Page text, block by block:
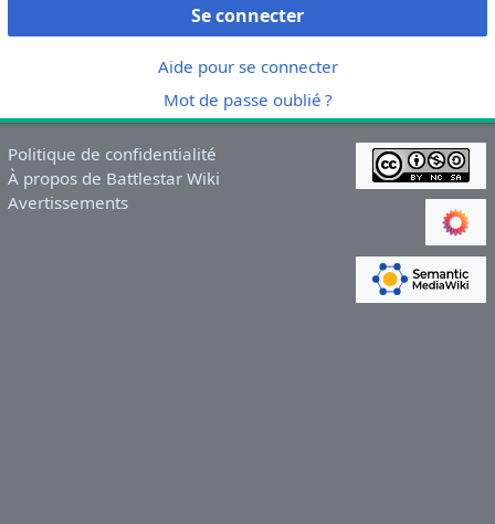
Se connecter
Aide pour se connecter
Mot de passe oublié ?
Politique de confidentialité
À propos de Battlestar Wiki
Avertissements